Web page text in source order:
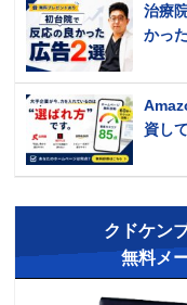
治療
かっ
資し
クドケン
無料メ